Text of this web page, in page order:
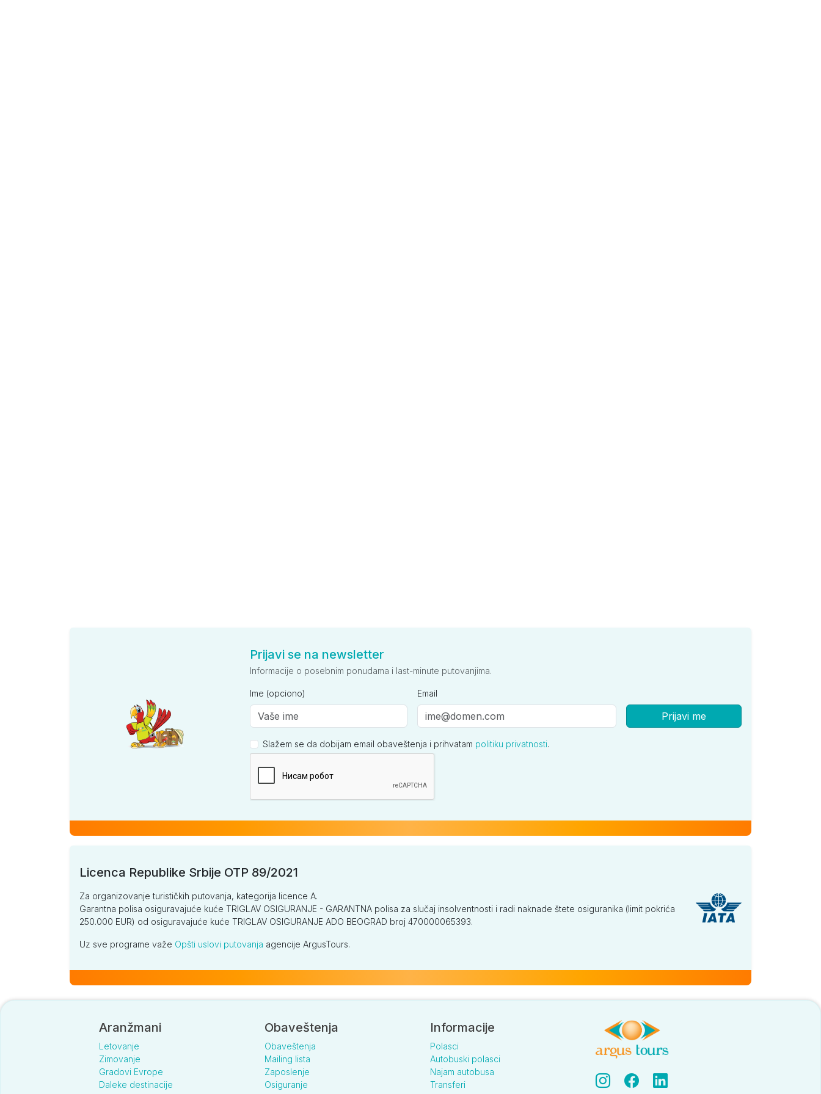
Prijavi se na newsletter
Informacije o posebnim ponudama i last-minute putovanjima.
Ime (opciono) Email
Prijavi me
Slažem se da dobijam email obaveštenja i prihvatam politiku privatnosti.
Licenca Republike Srbije OTP 89/2021
Za organizovanje turističkih putovanja, kategorija licence A.
Garantna polisa osiguravajuće kuće TRIGLAV OSIGURANJE - GARANTNA polisa za slučaj insolventnosti i radi naknade štete osiguranika (limit pokrića
250.000 EUR) od osiguravajuće kuće TRIGLAV OSIGURANJE ADO BEOGRAD broj 470000065393.
Uz sve programe važe Opšti uslovi putovanja agencije ArgusTours.
Aranžmani
Letovanje
Zimovanje
Gradovi Evrope
Daleke destinacije
Obaveštenja
Obaveštenja
Mailing lista
Zaposlenje
Osiguranje
Informacije
Polasci
Autobuski polasci
Najam autobusa
Transferi